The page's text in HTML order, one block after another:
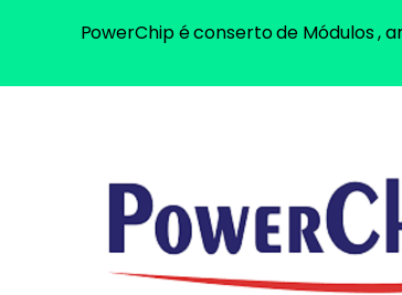
PowerChip é conserto de Módulos ,